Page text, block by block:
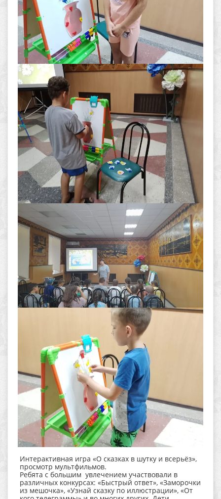
Интерактивная игра «О сказках в шутку и всерьёз»,
просмотр мультфильмов.
Ребята с большим увлечением участвовали в
различных конкурсах: «Быстрый ответ», «Заморочки
из мешочка», «Узнай сказку по иллюстрации», «От